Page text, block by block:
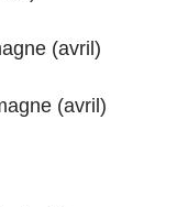
(avril)
(avril)